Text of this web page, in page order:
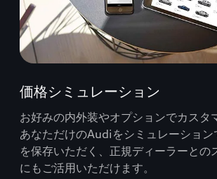
価格シミュレーション
お好みの内外装やオプションでカスタ
あなただけのAudiをシミュレーション
を保存いただく、正規ディーラーとの
にもご活用いただけます。